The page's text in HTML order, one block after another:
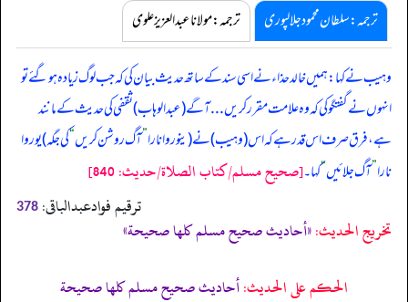
ترجمہ:سلطان محمود جلالپوری ترجمہ:مولانا عبدالعزیز علوی
وہیب نے کہا: ہمیں خالد حذاء نے اسی سند کے ساتھ حدیث بیان کی کہ جب لوگ زیادہ ہو گئے تو
انہوں نے گفتگو کی کہ وہ علامت مقرر کریں ... آگے (عبدالوہاب) ثقفی کی حدیث کے مانند
ہے، فرق صرف اس قدر ہے کہ اس (وہیب) نے (ینوروا نارا”آگ روشن کریں“کی جگہ) یوروا
نارا”آگ جلائیں“کہا۔[صحيح مسلم/كتاب الصلاة/حدیث: 840]
ترقیم فوادعبدالباقی: 378
تخریج الحدیث:«أحاديث صحيح مسلم كلها صحيحة»
الحكم على الحديث:أحاديث صحيح مسلم كلها صحيحة